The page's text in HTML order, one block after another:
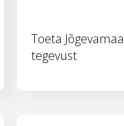
Toeta
tegevust